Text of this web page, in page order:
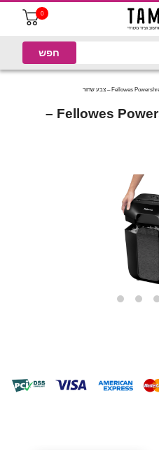
0
מגרסת נייר Fellowes Powershred LX50 –